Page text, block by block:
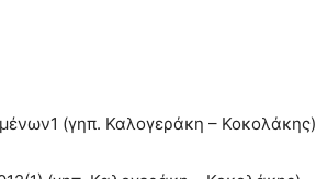
(γηπ. Καλογεράκη –